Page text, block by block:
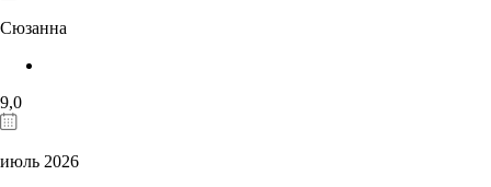
Сюзанна
9,0
июль 2026